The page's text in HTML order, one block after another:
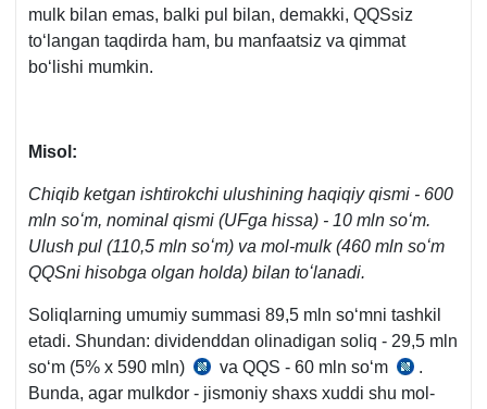
mulk bilan emas, balki pul bilan, demakki, QQSsiz
toʻlangan taqdirda ham, bu manfaatsiz va qimmat
boʻlishi mumkin.
Misol:
Chiqib ketgan ishtirokchi ulushining haqiqiy qismi - 600
mln soʻm, nominal qismi (UFga hissa) - 10 mln soʻm.
Ulush pul (110,5 mln soʻm) va mol-mulk (460 mln soʻm
QQSni hisobga olgan holda) bilan toʻlanadi.
Soliqlarning umumiy summasi 89,5 mln soʻmni tashkil
etadi. Shundan: dividenddan olinadigan soliq - 29,5 mln
soʻm (5% х 590 mln)
SK
41-
va QQS - 60 mln soʻm
SK
239-
.
Bunda, agar mulkdor - jismoniy shaхs хuddi shu mol-